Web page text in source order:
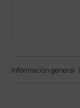
Información general |